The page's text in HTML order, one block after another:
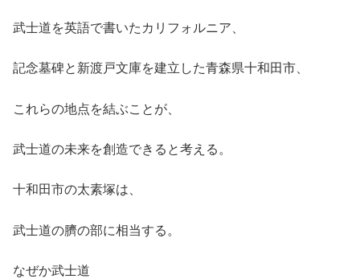
武士道を英語で書いたカリフォルニア、
記念墓碑と新渡戸文庫を建立した青森県十和田市、
これらの地点を結ぶことが、
武士道の未来を創造できると考える。
十和田市の太素塚は、
武士道の臍の部に相当する。
なぜか武士道